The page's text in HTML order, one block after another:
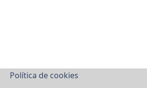
Política de cookies